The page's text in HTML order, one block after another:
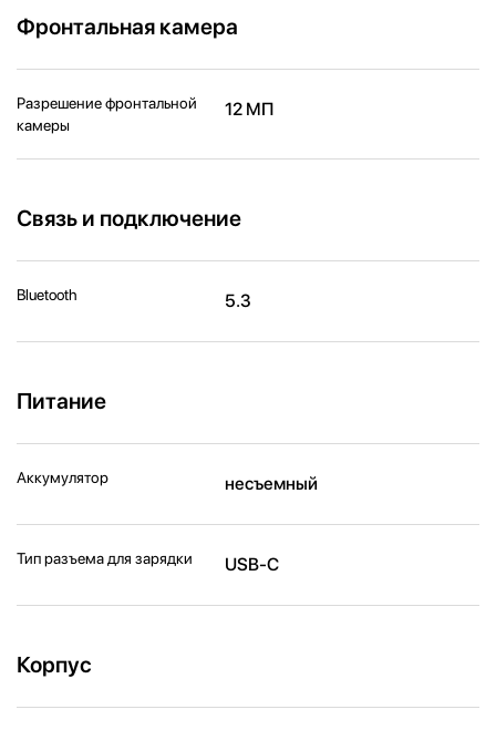
Фронтальная камера
Разрешение фронтальной
камеры
12 МП
Связь и подключение
Bluetooth 5.3
Питание
Аккумулятор несъемный
Тип разъема для зарядки USB-C
Корпус